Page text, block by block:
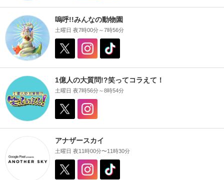
嗚呼!!みんなの動物園
土曜日 夜7時00分～7時56分
1億人の大質問!?笑ってコラえて！
土曜日 夜7時56分～8時54分
アナザースカイ
土曜日 夜11時00分〜11時30分